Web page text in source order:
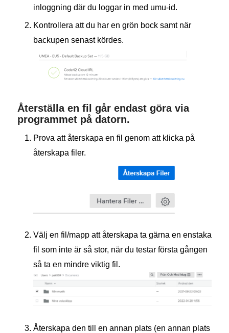
inloggning där du loggar in med umu-id.
Kontrollera att du har en grön bock samt när
backupen senast kördes.
Återställa en fil går endast göra via
programmet på datorn.
Prova att återskapa en fil genom att klicka på
återskapa filer.
Välj en fil/mapp att återskapa ta gärna en enstaka
fil som inte är så stor, när du testar första gången
så ta en mindre viktig fil.
Återskapa den till en annan plats (en annan plats